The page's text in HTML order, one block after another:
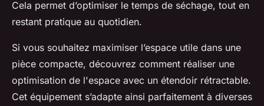
Cela permet d’optimiser le temps de séchage, tout en
restant pratique au quotidien.
Si vous souhaitez maximiser l’espace utile dans une
pièce compacte, découvrez comment réaliser une
optimisation de l'espace avec un étendoir rétractable.
Cet équipement s’adapte ainsi parfaitement à diverses